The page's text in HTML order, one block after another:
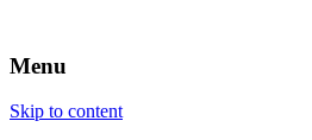
Menu
Skip to content